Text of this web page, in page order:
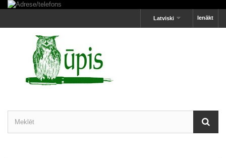
Ienākt
Latviski